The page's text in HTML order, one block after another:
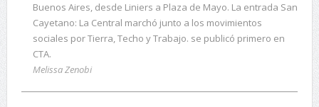
Buenos Aires, desde Liniers a Plaza de Mayo. La entrada San
Cayetano: La Central marchó junto a los movimientos
sociales por Tierra, Techo y Trabajo. se publicó primero en
CTA.
Melissa Zenobi